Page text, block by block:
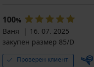
100%
Ваня
16. 07. 2025
закупен размер 85/D
Проверен клиент